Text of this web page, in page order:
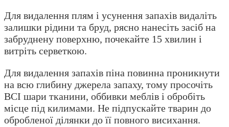
Для видалення плям і усунення запахів видаліть
залишки рідини та бруд, рясно нанесіть засіб на
забруднену поверхню, почекайте 15 хвилин і
витріть серветкою.
Для видалення запахів піна повинна проникнути
на всю глибину джерела запаху, тому просочіть
ВСІ шари тканини, оббивки меблів і обробіть
місце під килимами. Не підпускайте тварин до
обробленої ділянки до її повного висихання.